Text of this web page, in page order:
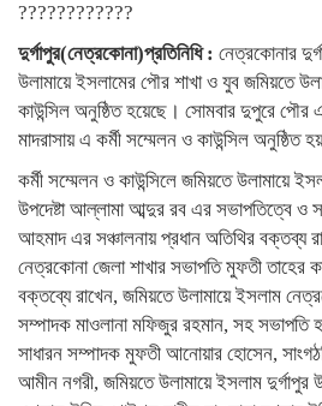
????????????
দুর্গাপুর(নেত্রকোনা)প্রতিনিধি : নেত্রকোনার
উলামায়ে ইসলামের পৌর শাখা ও যুব জমিয়তে
কাউন্সিল অনুষ্ঠিত হয়েছে। সোমবার দুপুরে পৌর
মাদরাসায় এ কর্মী সম্মেলন ও কাউন্সিল অনুষ্ঠিত
কর্মী সম্মেলন ও কাউন্সিলে জমিয়তে উলামায়ে
উপদেষ্টা আল্লামা আব্দুর রব এর সভাপতিত্বে ও
আহমাদ এর সঞ্চালনায় প্রধান অতিথির বক্তব্য
নেত্রকোনা জেলা শাখার সভাপতি মুফতী তাহের
বক্তব্যে রাখেন, জমিয়তে উলামায়ে ইসলাম
সম্পাদক মাওলানা মফিজুর রহমান, সহ
সাধারন সম্পাদক মুফতী আনোয়ার হোসেন,
আমীন নগরী, জমিয়তে উলামায়ে ইসলাম দুর্গাপুর